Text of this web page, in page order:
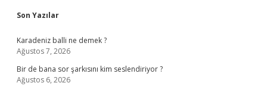
Sidebar
Son Yazılar
Karadeniz balli ne demek ?
Ağustos 7, 2026
Bir de bana sor şarkısını kim seslendiriyor ?
Ağustos 6, 2026